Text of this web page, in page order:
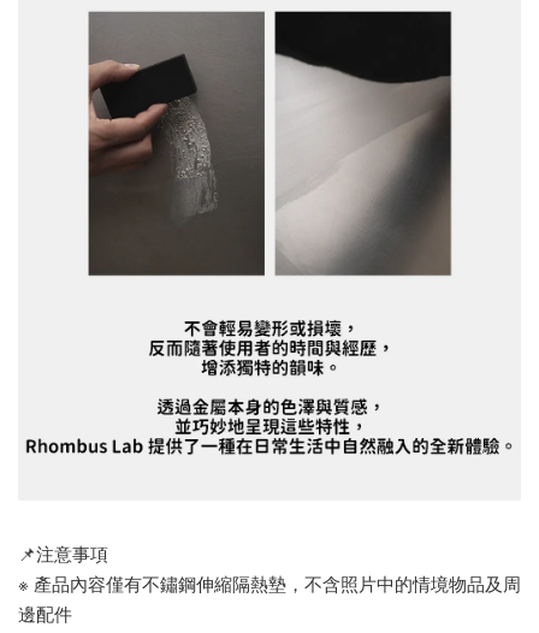
📌注意事項
※ 產品內容僅有不鏽鋼伸縮隔熱墊，不含照片中的情境物品及周
邊配件